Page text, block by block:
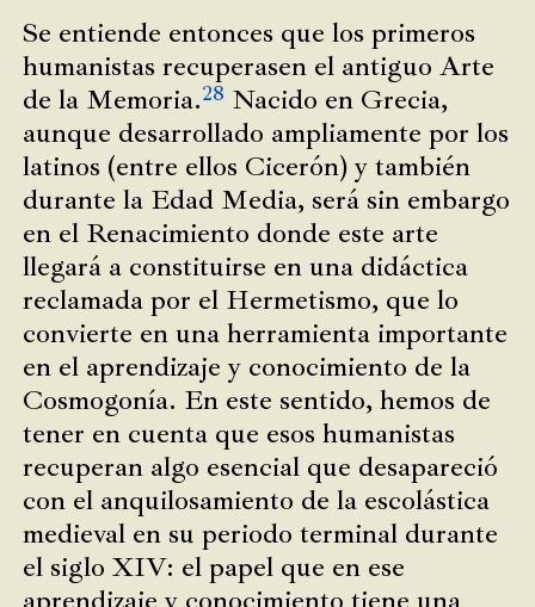
Se entiende entonces que los primeros
humanistas recuperasen el antiguo Arte
de la Memoria.28 Nacido en Grecia,
aunque desarrollado ampliamente por los
latinos (entre ellos Cicerón) y también
durante la Edad Media, será sin embargo
en el Renacimiento donde este arte
llegará a constituirse en una didáctica
reclamada por el Hermetismo, que lo
convierte en una herramienta importante
en el aprendizaje y conocimiento de la
Cosmogonía. En este sentido, hemos de
tener en cuenta que esos humanistas
recuperan algo esencial que desapareció
con el anquilosamiento de la escolástica
medieval en su periodo terminal durante
el siglo XIV: el papel que en ese